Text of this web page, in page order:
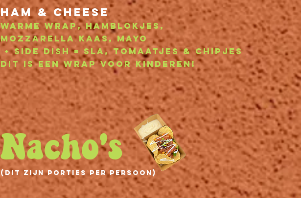
Ham & cheese
warme wrap, hamblokjes,
mozzarella kaas, mayo
+ side dish = sla, tomaatjes & chipjes
Dit is een wrap voor kinderen!
Nacho's
(Dit zijn porties per persoon)